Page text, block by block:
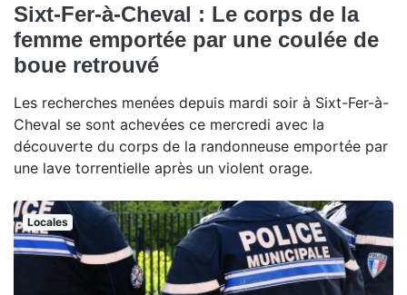
Sixt-Fer-à-Cheval : Le corps de la
femme emportée par une coulée de
boue retrouvé
Les recherches menées depuis mardi soir à Sixt-Fer-à-
Cheval se sont achevées ce mercredi avec la
découverte du corps de la randonneuse emportée par
une lave torrentielle après un violent orage.
Locales